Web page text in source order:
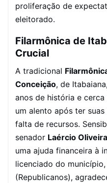
proliferação de
eleitorado.
Filarmônica de
Crucial
A tradicional
Conceição, de
anos de história e
um alento após ter
falta de recursos.
senador Laércio Oliveira
uma ajuda financeira à
licenciado do município,
(Republicanos),